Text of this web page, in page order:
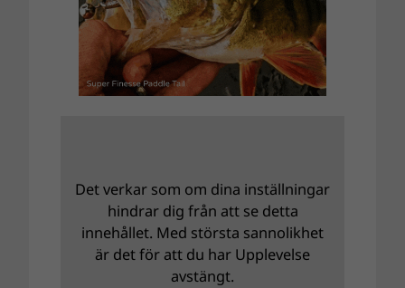
Det verkar som om dina inställningar
hindrar dig från att se detta
innehållet. Med största sannolikhet
är det för att du har Upplevelse
avstängt.